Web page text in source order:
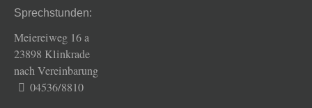
Sprechstunden:
Meiereiweg 16 a
23898 Klinkrade
nach Vereinbarung
04536/8810